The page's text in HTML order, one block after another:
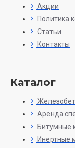
Акции
Политика
Статьи
Контакты
Каталог
Аренда
Битумные
Инертные